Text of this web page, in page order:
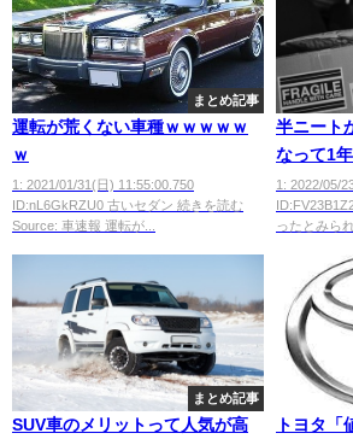
まとめ記事
運転が荒くない車種ｗｗｗｗｗ
ｗ
1: 2021/01/31(日) 11:55:00.750
ID:nL6GkRZU0 古いセダン 続きを読む
Source: 車速報 運転が...
半ニート
なって1
かった事
1: 2022/05/
ったとみら
まとめ記事
SUV車のメリットって人気が高
トヨタ「